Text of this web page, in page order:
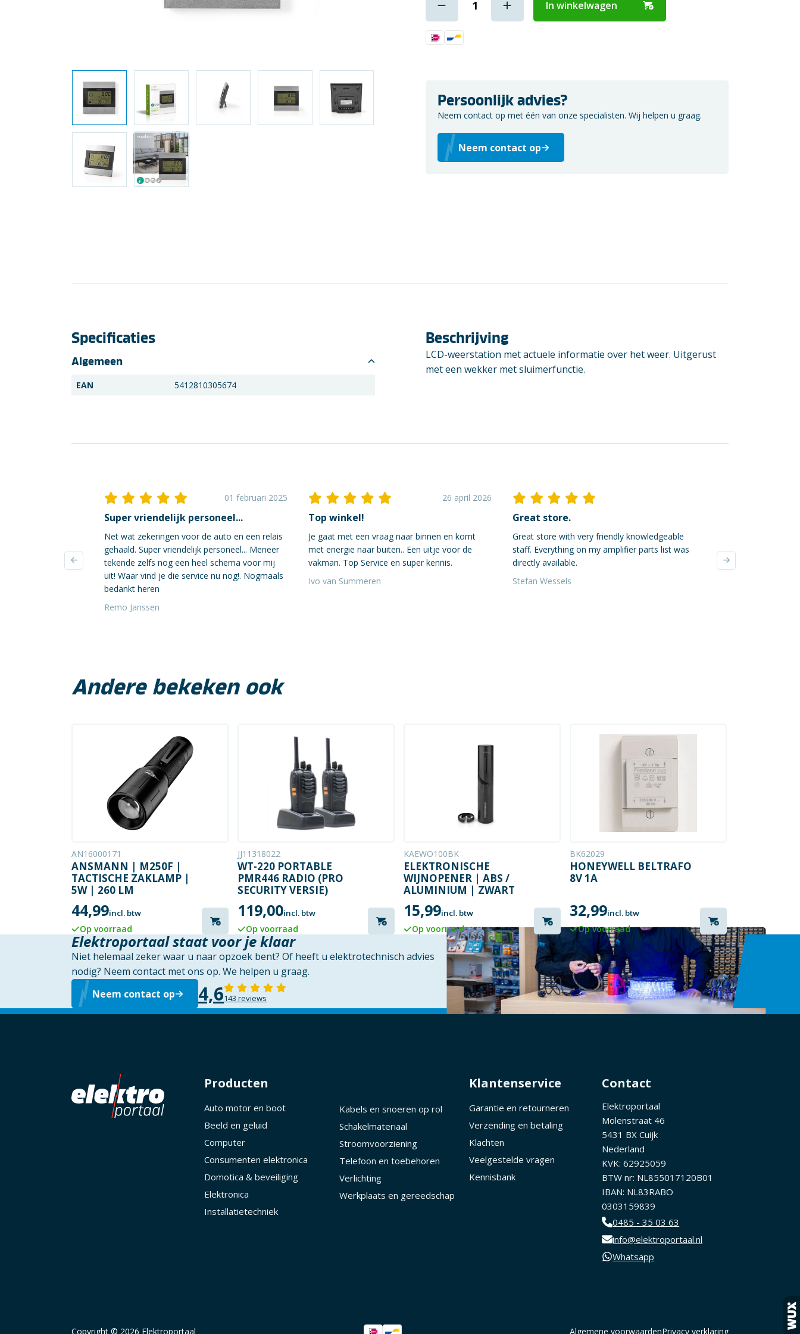
Schakelmateriaal
Stroomvoorziening
Telefoon en
toebehoren
Verlichting
In winkelwagen
Persoonlijk advies?
Neem contact op met één van onze specialisten. Wij helpen u graag.
Neem contact op
Specificaties
Algemeen
EAN 5412810305674
Beschrijving
LCD-weerstation met actuele informatie over het weer. Uitgerust
met een wekker met sluimerfunctie.
01 februari 2025
Super vriendelijk personeel...
Net wat zekeringen voor de auto en een relais
gehaald. Super vriendelijk personeel... Meneer
tekende zelfs nog een heel schema voor mij
uit! Waar vind je die service nu nog!. Nogmaals
bedankt heren
Remo Janssen
26 april 2026
Top winkel!
Je gaat met een vraag naar binnen en komt
met energie naar buiten.. Een uitje voor de
vakman. Top Service en super kennis.
Ivo van Summeren
Great store.
Great store with very friendly knowledgeable
staff. Everything on my amplifier parts list was
directly available.
Stefan Wessels
verzonden, super!
waren zeer
Andere bekeken ook
AN16000171
ANSMANN | M250F |
TACTISCHE ZAKLAMP |
5W | 260 LM
44,99incl. btw
Op voorraad
JJ11318022
WT-220 PORTABLE
PMR446 RADIO (PRO
SECURITY VERSIE)
119,00incl. btw
Op voorraad
KAEWO100BK
ELEKTRONISCHE
WIJNOPENER | ABS /
ALUMINIUM | ZWART
15,99incl. btw
Op voorraad
BK62029
HONEYWELL BELTRAFO
8V 1A
32,99incl. btw
Op voorraad
Elektroportaal staat voor je klaar
Niet helemaal zeker waar u naar opzoek bent? Of heeft u elektrotechnisch advies
nodig? Neem contact met ons op. We helpen u graag.
Neem contact op
4,6143 reviews
Producten
Auto motor en boot
Beeld en geluid
Computer
Consumenten elektronica
Domotica & beveiliging
Elektronica
Installatietechniek
Kabels en snoeren op rol
Schakelmateriaal
Stroomvoorziening
Telefoon en toebehoren
Verlichting
Werkplaats en gereedschap
Klantenservice
Garantie en retourneren
Verzending en betaling
Klachten
Veelgestelde vragen
Kennisbank
Contact
Elektroportaal
Molenstraat 46
5431 BX Cuijk
Nederland
KVK: 62925059
BTW nr: NL855017120B01
IBAN: NL83RABO
0303159839
0485 - 35 03 63
info@elektroportaal.nl
Whatsapp
Copyright © 2026 Elektroportaal Algemene voorwaardenPrivacy verklaring